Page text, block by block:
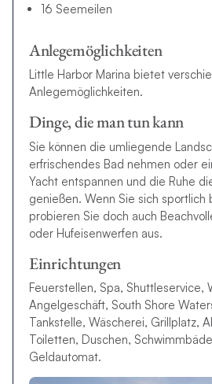
16 Seemeilen
Anlegemöglichkeiten
Little Harbor Marina bietet
Anlegemöglichkeiten.
Dinge, die man tun kann
Sie können die umliegende
erfrischendes Bad nehmen oder
Yacht entspannen und die Ruhe
genießen. Wenn Sie sich
probieren Sie doch auch
oder Hufeisenwerfen aus.
Einrichtungen
Feuerstellen, Spa, Shuttleservice,
Angelgeschäft, South Shore
Tankstelle, Wäscherei, Grillplatz,
Toiletten, Duschen,
Geldautomat.